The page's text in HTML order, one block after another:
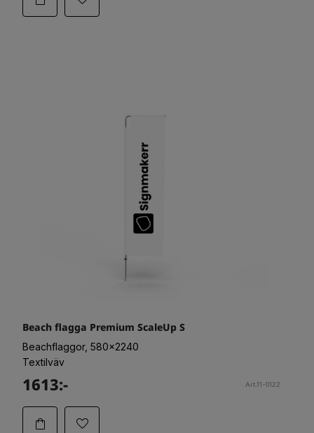
Beach flagga Premium ScaleUp S
Beachflaggor, 580x2240
Textilväv
1613:- Art.11-0122